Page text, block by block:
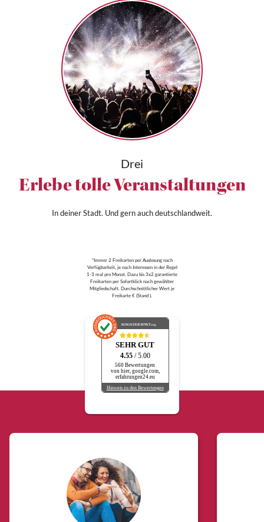
Drei
Erlebe tolle Veranstaltungen
In deiner Stadt. Und gern auch deutschlandweit.
*Immer 2 Freikarten per Auslosung nach
Verfügbarkeit, je nach Interessen in der Regel
1-3 mal pro Monat. Dazu bis 3x2 garantierte
Freikarten per Sofortklick nach gewählter
Mitgliedschaft. Durchschnittlicher Wert je
Freikarte € (Stand ).
AUSGEZEICHNET.org
SEHR GUT
4.55 / 5.00
560 Bewertungen
von hier, google.com,
erfahrungen24.eu
Hinweis zu den Bewertungen